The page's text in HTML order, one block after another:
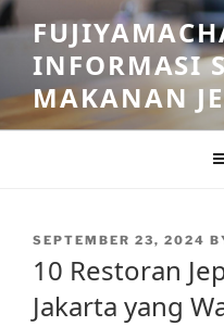
Skip
to
contentINFORMASI
MAKANAN
POSTED
SEPTEMBER 23, 2024
10 Restoran
Jakarta yang